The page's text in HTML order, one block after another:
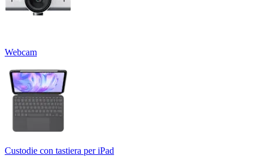
Webcam
Custodie con tastiera per iPad